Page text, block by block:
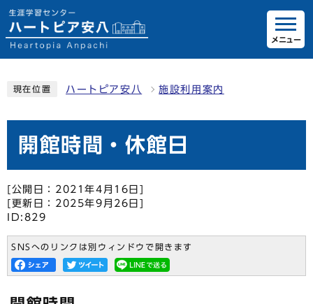
メニュー
現在位置 ハートピア安八 施設利用案内
開館時間・休館日
[公開日：2021年4月16日]
[更新日：2025年9月26日]
ID:829
SNSへのリンクは別ウィンドウで開きます